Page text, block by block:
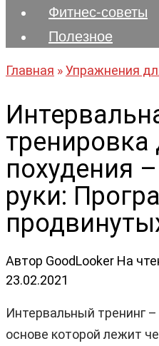
Фитнес-советы
Полезноe
Главная »Упражнения
тренировка
похудения
руки:
Автор GoodLooker На
23.02.2021
Интервальный тренинг
основе которой лежит